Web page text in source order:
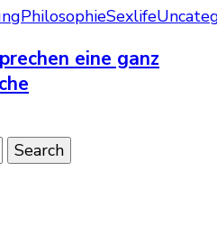
PhilosophieSexlife
eine ganz